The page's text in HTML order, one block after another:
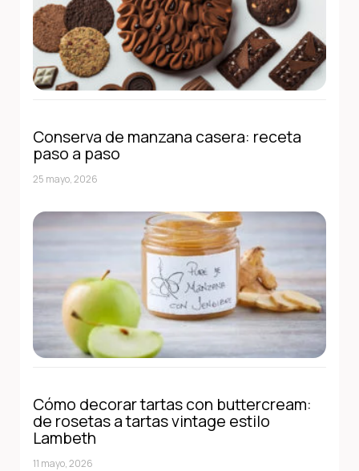
Conserva de manzana casera: receta
paso a paso
25 mayo, 2026
Cómo decorar tartas con buttercream:
de rosetas a tartas vintage estilo
Lambeth
11 mayo, 2026